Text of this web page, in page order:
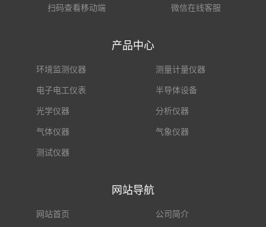
扫码查看移动端 微信在线客服
产品中心
环境监测仪器 测量计量仪器
电子电工仪表 半导体设备
光学仪器 分析仪器
气体仪器 气象仪器
测试仪器
网站导航
网站首页 公司简介